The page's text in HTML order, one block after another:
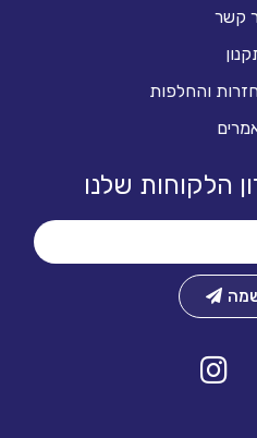
קשר
והחלפות
הלקוחות שלנו